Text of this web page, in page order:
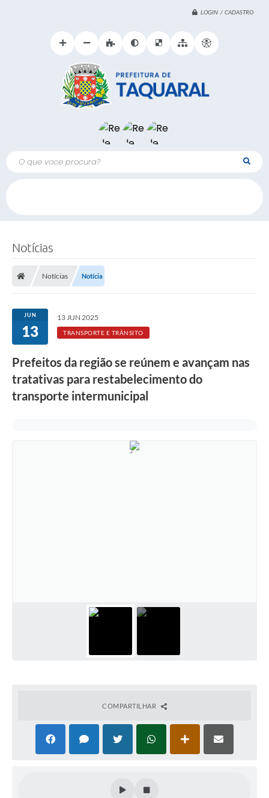
LOGIN / CADASTRO
O que voce procura?
Notícias
Notícias Notícia
JUN
13
13 JUN 2025
TRANSPORTE E TRÂNSITO
Prefeitos da região se reúnem e avançam nas
tratativas para restabelecimento do
transporte intermunicipal
COMPARTILHAR